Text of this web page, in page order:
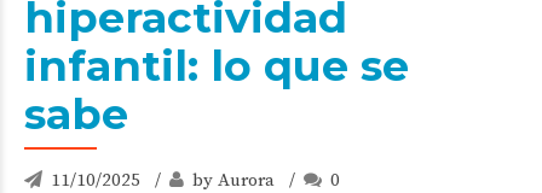
hiperactividad
infantil: lo que se
sabe
11/10/2025 by Aurora 0